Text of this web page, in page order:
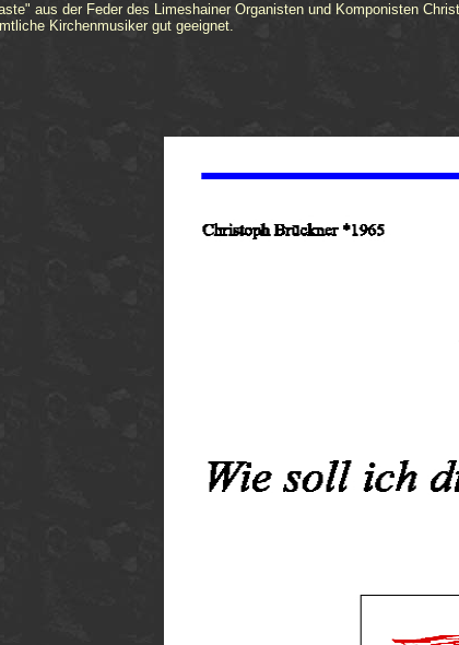
aus der Feder des Limeshainer Organisten und Komponisten
Kirchenmusiker gut geeignet.